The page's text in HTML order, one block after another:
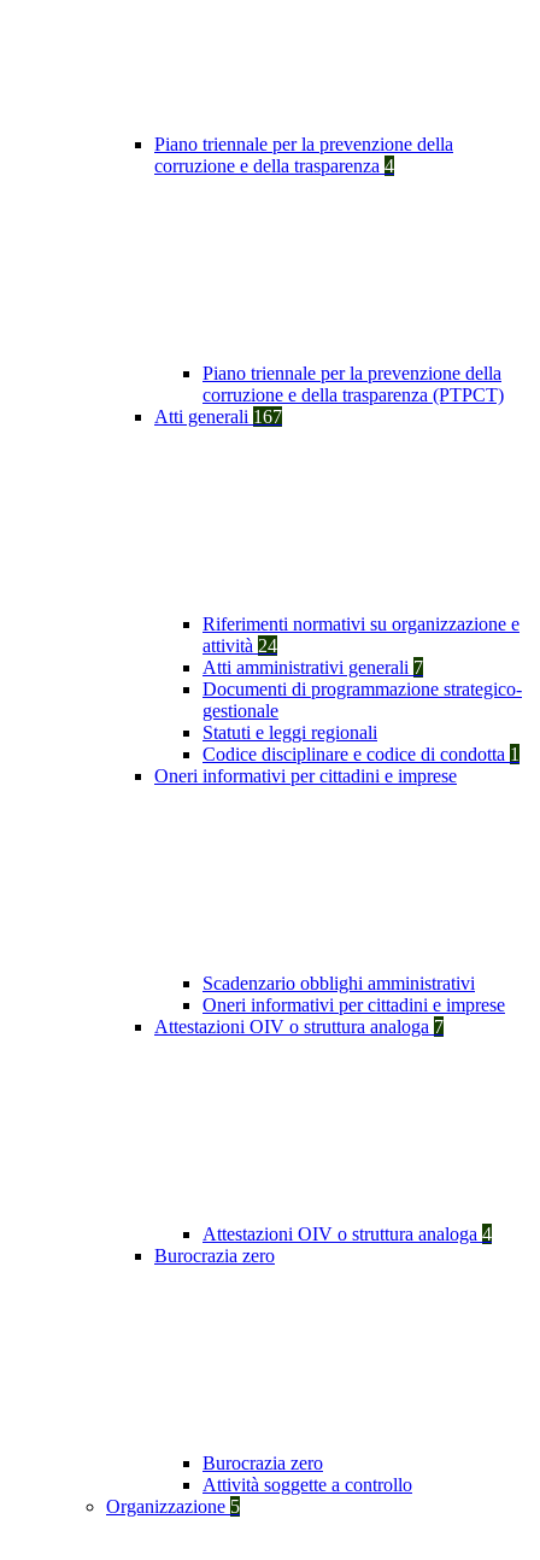
Piano triennale per la prevenzione della
corruzione e della trasparenza 4
Piano triennale per la prevenzione della
corruzione e della trasparenza (PTPCT)
Atti generali 167
Riferimenti normativi su organizzazione e
attività 24
Atti amministrativi generali 7
Documenti di programmazione strategico-
gestionale
Statuti e leggi regionali
Codice disciplinare e codice di condotta 1
Oneri informativi per cittadini e imprese
Scadenzario obblighi amministrativi
Oneri informativi per cittadini e imprese
Attestazioni OIV o struttura analoga 7
Attestazioni OIV o struttura analoga 4
Burocrazia zero
Burocrazia zero
Attività soggette a controllo
Organizzazione 5